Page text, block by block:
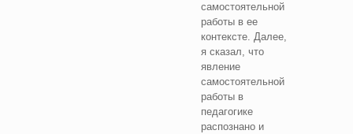
самостоятельной
работы в ее
контексте. Далее,
я сказал, что
явление
самостоятельной
работы в
педагогике
распознано и